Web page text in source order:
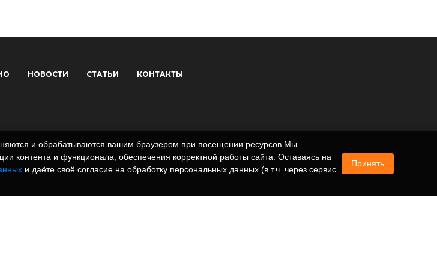
НОВОСТИ СТАТЬИ КОНТАКТЫ
и обрабатываются вашим браузером при посещении ресурсов.Мы
контента и функционала, обеспечения корректной работы сайта. Оставаясь на
и даёте своё согласие на обработку персональных данных (в т.ч. через сервис
Принять